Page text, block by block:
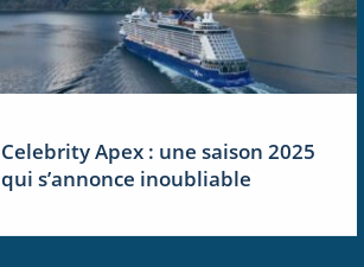
Celebrity Apex : une saison 2025
qui s’annonce inoubliable